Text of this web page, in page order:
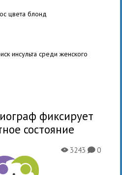
цвета блонд
инсульта среди женского
фик­си­рует
состояние
X3243K0